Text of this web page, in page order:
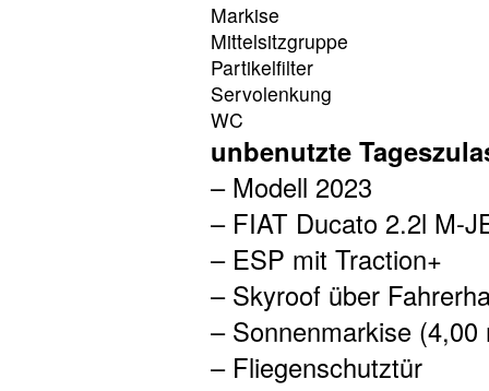
Markise
Mittelsitzgruppe
Partikelfilter
Servolenkung
WC
unbenutzte
– Modell 2023
– FIAT Ducato 2.2l M-
– ESP mit Traction+
– Skyroof über
– Sonnenmarkise (4,00
– Fliegenschutztür